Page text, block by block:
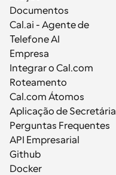
Documentos
Cal.ai - Agente de
Telefone AI
Empresa
Integrar o Cal.com
Roteamento
Cal.com Átomos
Aplicação de Secretária
Perguntas Frequentes
API Empresarial
Github
Docker